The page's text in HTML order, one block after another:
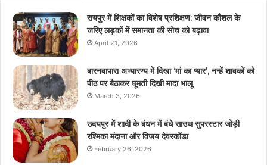
रायपुर में शिक्षकों का विशेष प्रशिक्षण: जीवन कौशल के
जरिए लड़कों में समानता की सोच को बढ़ावा
April 21, 2026
बारनवापारा अभ्यारण्य में दिखा ‘मां का प्यार’, नन्हें शावकों को
पीठ पर बैठाकर घूमती दिखी मादा भालू
March 3, 2026
उदयपुर में शादी के बंधन में बंधे साउथ सुपरस्टार जोड़ी
रश्मिका मंदाना और विजय देवरकोंडा
February 26, 2026